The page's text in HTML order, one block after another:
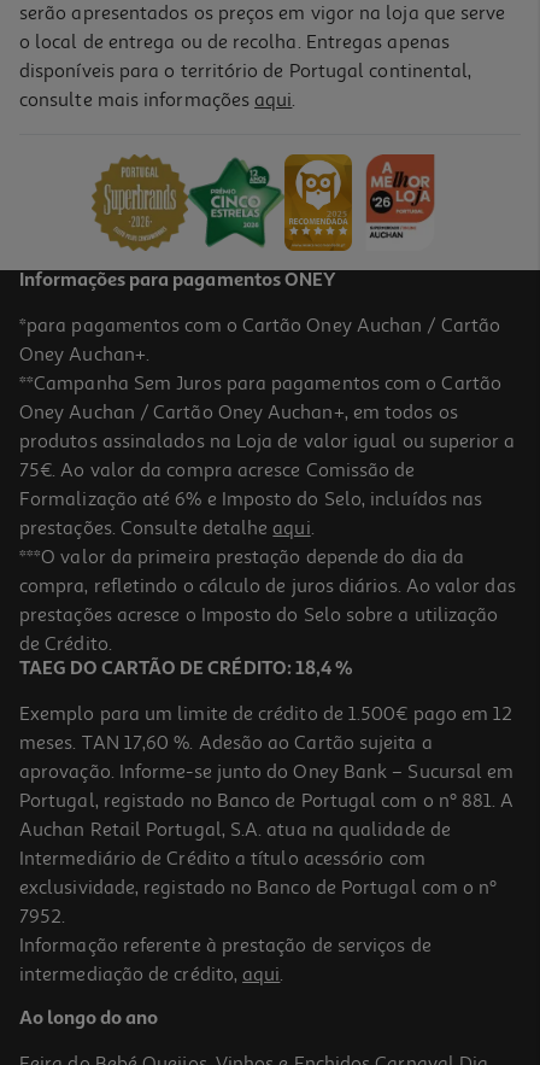
serão apresentados os preços em vigor na loja que serve
o local de entrega ou de recolha. Entregas apenas
disponíveis para o território de Portugal continental,
consulte mais informações aqui.
Informações para pagamentos ONEY
*para pagamentos com o Cartão Oney Auchan / Cartão
Oney Auchan+.
**Campanha Sem Juros para pagamentos com o Cartão
Oney Auchan / Cartão Oney Auchan+, em todos os
produtos assinalados na Loja de valor igual ou superior a
75€. Ao valor da compra acresce Comissão de
Formalização até 6% e Imposto do Selo, incluídos nas
prestações. Consulte detalhe aqui.
***O valor da primeira prestação depende do dia da
compra, refletindo o cálculo de juros diários. Ao valor das
prestações acresce o Imposto do Selo sobre a utilização
de Crédito.
TAEG DO CARTÃO DE CRÉDITO: 18,4 %
Exemplo para um limite de crédito de 1.500€ pago em 12
meses. TAN 17,60 %. Adesão ao Cartão sujeita a
aprovação. Informe-se junto do Oney Bank – Sucursal em
Portugal, registado no Banco de Portugal com o nº 881. A
Auchan Retail Portugal, S.A. atua na qualidade de
Intermediário de Crédito a título acessório com
exclusividade, registado no Banco de Portugal com o nº
7952.
Informação referente à prestação de serviços de
intermediação de crédito, aqui.
Ao longo do ano